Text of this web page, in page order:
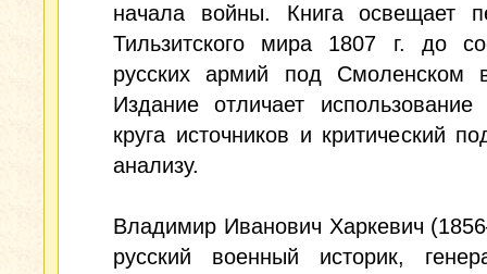
начала войны. Книга освещает
Тильзитского мира 1807 г. до
русских армий под Смоленском
Издание отличает использование
круга источников и критический
анализу.
Владимир Иванович Харкевич
русский военный историк,